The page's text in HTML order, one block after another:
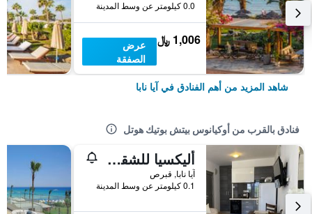
0.0 كيلومتر عن وسط المدينة
1,006 ﷼
عرض
الصفقة
شاهد المزيد من أهم الفنادق في آيا نابا
فنادق بالقرب من أوكيانوس بيتش بوتيك هوتل
أليكسيا للشقق الفندقية
آيا نابا, قبرص
0.1 كيلومتر عن وسط المدينة